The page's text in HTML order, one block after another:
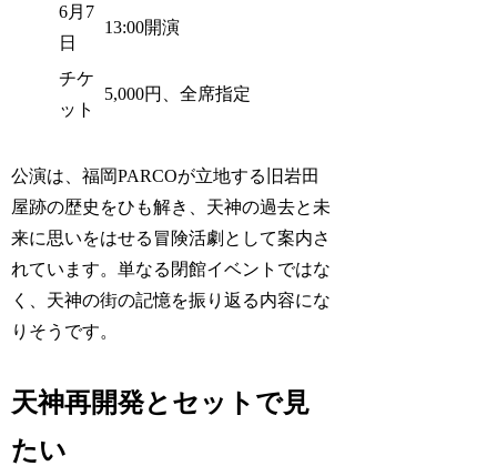
6月7
日
13:00開演
チケ
ット
5,000円、全席指定
公演は、福岡PARCOが立地する旧岩田
屋跡の歴史をひも解き、天神の過去と未
来に思いをはせる冒険活劇として案内さ
れています。単なる閉館イベントではな
く、天神の街の記憶を振り返る内容にな
りそうです。
天神再開発とセットで見
たい